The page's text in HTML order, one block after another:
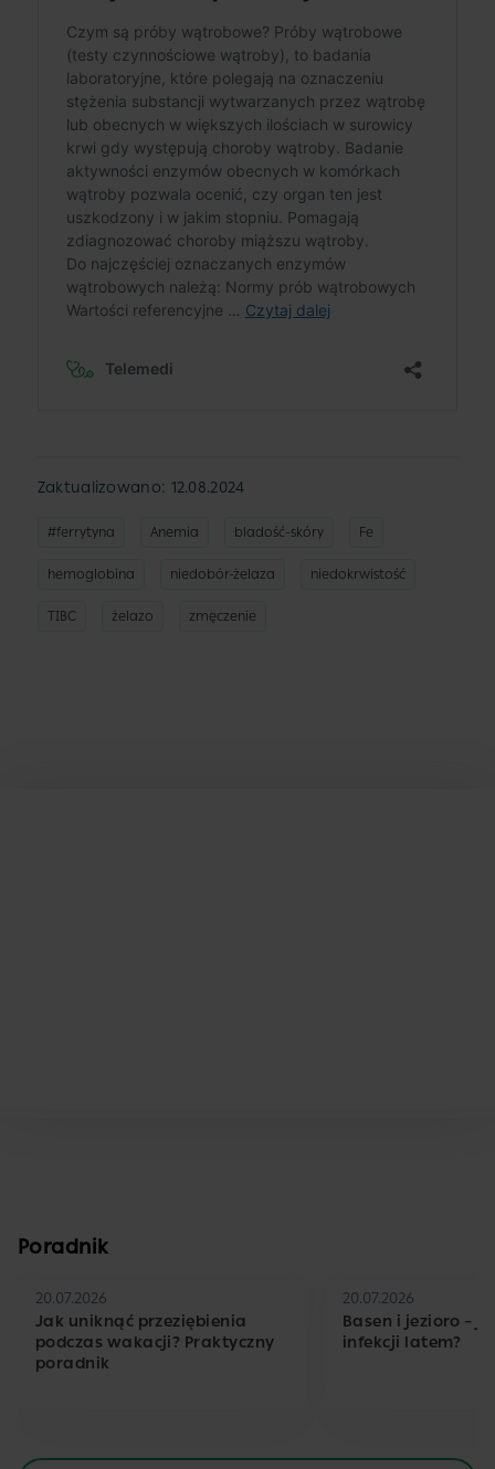
Zaktualizowano: 12.08.2024
#ferrytyna Anemia bladość-skóry Fe
hemoglobina niedobór-żelaza niedokrwistość
TIBC żelazo zmęczenie
Poradnik
20.07.2026
Jak uniknąć przeziębienia
podczas wakacji? Praktyczny
poradnik
20.07.2026
Basen i jezioro –
infekcji latem?